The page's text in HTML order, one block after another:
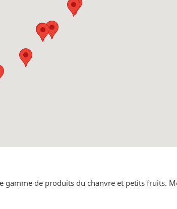
gamme de produits du chanvre et petits fruits.